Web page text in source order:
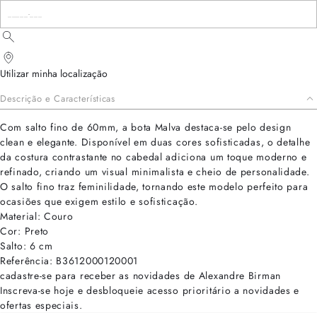
Utilizar minha localização
Descrição e Características
Com salto fino de 60mm, a bota Malva destaca-se pelo design
clean e elegante. Disponível em duas cores sofisticadas, o detalhe
da costura contrastante no cabedal adiciona um toque moderno e
refinado, criando um visual minimalista e cheio de personalidade.
O salto fino traz feminilidade, tornando este modelo perfeito para
ocasiões que exigem estilo e sofisticação.
Material: Couro
Cor: Preto
Salto: 6 cm
Referência: B3612000120001
cadastre-se para receber as novidades de Alexandre Birman
Inscreva-se hoje e desbloqueie acesso prioritário a novidades e
ofertas especiais.